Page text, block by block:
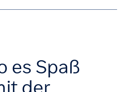
es Spaß
der